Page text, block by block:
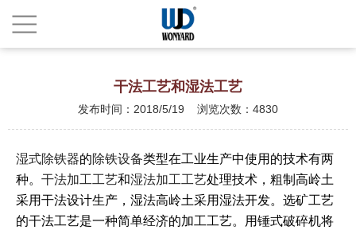
干法工艺和湿法工艺
发布时间：2018/5/19 浏览次数：4830
湿式除铁器的除铁设备类型在工业生产中使用的技术有两
种。 干法加工工艺和湿法加工工艺处理技术，粗制高岭土
采用干法设计生产，湿法高岭土采用湿法开发。选矿工艺
的干法工艺是一种简单经济的加工工艺。用锤式破碎机将